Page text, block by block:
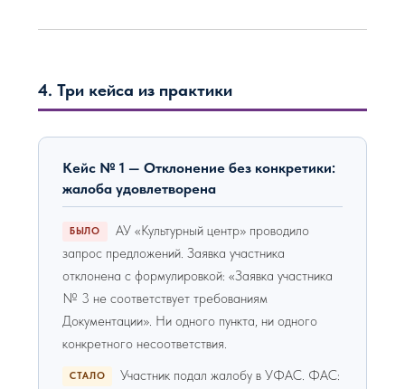
4. Три кейса из практики
Кейс № 1 — Отклонение без конкретики:
жалоба удовлетворена
БЫЛО
АУ «Культурный центр» проводило
запрос предложений. Заявка участника
отклонена с формулировкой: «Заявка участника
№ 3 не соответствует требованиям
Документации». Ни одного пункта, ни одного
конкретного несоответствия.
СТАЛО
Участник подал жалобу в УФАС. ФАС: